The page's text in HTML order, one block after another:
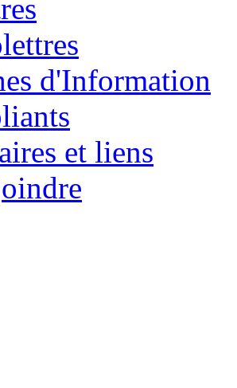
d'Information
et liens